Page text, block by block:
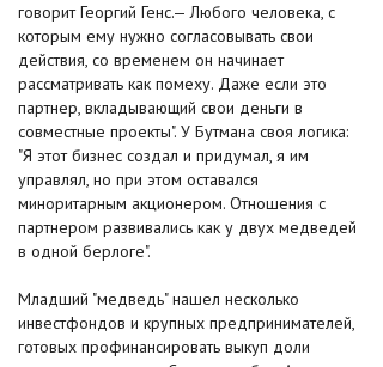
говорит Георгий Генс.— Любого человека, с
которым ему нужно согласовывать свои
действия, со временем он начинает
рассматривать как помеху. Даже если это
партнер, вкладывающий свои деньги в
совместные проекты". У Бутмана своя логика:
"Я этот бизнес создал и придумал, я им
управлял, но при этом оставался
миноритарным акционером. Отношения с
партнером развивались как у двух медведей
в одной берлоге".
Младший "медведь" нашел несколько
инвестфондов и крупных предпринимателей,
готовых профинансировать выкуп доли